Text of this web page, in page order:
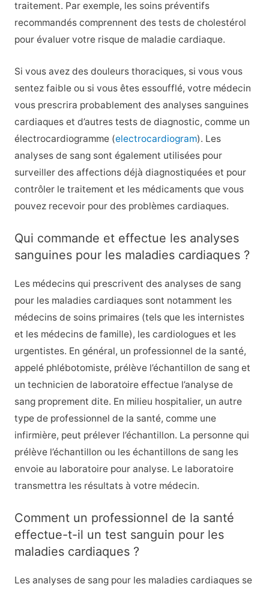
traitement. Par exemple, les soins préventifs
recommandés comprennent des tests de cholestérol
pour évaluer votre risque de maladie cardiaque.
Si vous avez des douleurs thoraciques, si vous vous
sentez faible ou si vous êtes essoufflé, votre médecin
vous prescrira probablement des analyses sanguines
cardiaques et d’autres tests de diagnostic, comme un
électrocardiogramme (electrocardiogram). Les
analyses de sang sont également utilisées pour
surveiller des affections déjà diagnostiquées et pour
contrôler le traitement et les médicaments que vous
pouvez recevoir pour des problèmes cardiaques.
Qui commande et effectue les analyses
sanguines pour les maladies cardiaques ?
Les médecins qui prescrivent des analyses de sang
pour les maladies cardiaques sont notamment les
médecins de soins primaires (tels que les internistes
et les médecins de famille), les cardiologues et les
urgentistes. En général, un professionnel de la santé,
appelé phlébotomiste, prélève l’échantillon de sang et
un technicien de laboratoire effectue l’analyse de
sang proprement dite. En milieu hospitalier, un autre
type de professionnel de la santé, comme une
infirmière, peut prélever l’échantillon. La personne qui
prélève l’échantillon ou les échantillons de sang les
envoie au laboratoire pour analyse. Le laboratoire
transmettra les résultats à votre médecin.
Comment un professionnel de la santé
effectue-t-il un test sanguin pour les
maladies cardiaques ?
Les analyses de sang pour les maladies cardiaques se